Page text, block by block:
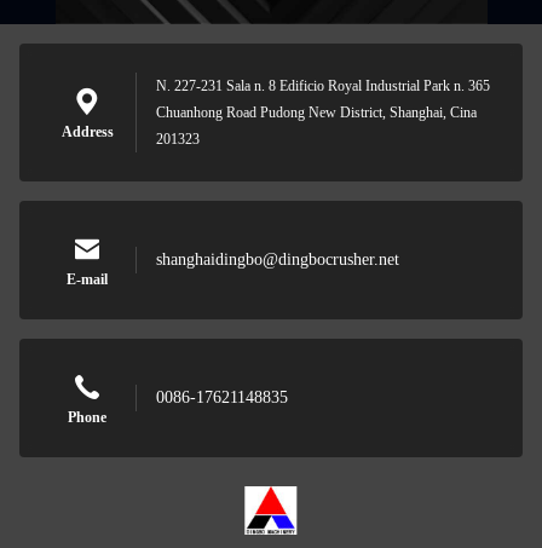
Address
N. 227-231 Sala n. 8 Edificio Royal Industrial Park n. 365
Chuanhong Road Pudong New District, Shanghai, Cina
201323
E-mail
shanghaidingbo@dingbocrusher.net
Phone
0086-17621148835